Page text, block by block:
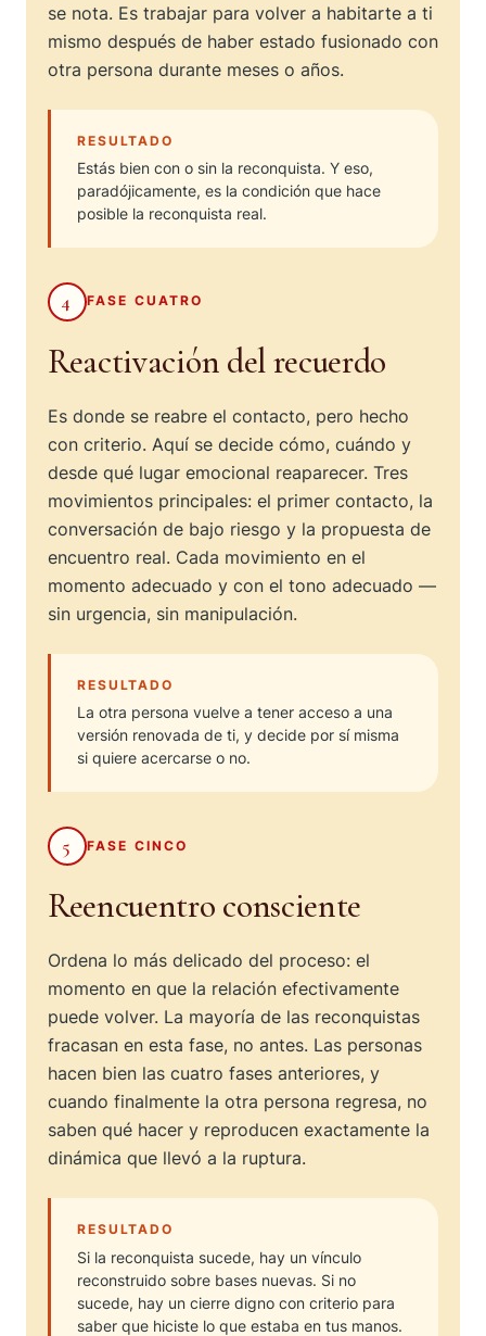
se nota. Es trabajar para volver a habitarte a ti
mismo después de haber estado fusionado con
otra persona durante meses o años.
RESULTADO
Estás bien con o sin la reconquista. Y eso,
paradójicamente, es la condición que hace
posible la reconquista real.
4 FASE CUATRO
Reactivación del recuerdo
Es donde se reabre el contacto, pero hecho
con criterio. Aquí se decide cómo, cuándo y
desde qué lugar emocional reaparecer. Tres
movimientos principales: el primer contacto, la
conversación de bajo riesgo y la propuesta de
encuentro real. Cada movimiento en el
momento adecuado y con el tono adecuado —
sin urgencia, sin manipulación.
RESULTADO
La otra persona vuelve a tener acceso a una
versión renovada de ti, y decide por sí misma
si quiere acercarse o no.
5 FASE CINCO
Reencuentro consciente
Ordena lo más delicado del proceso: el
momento en que la relación efectivamente
puede volver. La mayoría de las reconquistas
fracasan en esta fase, no antes. Las personas
hacen bien las cuatro fases anteriores, y
cuando finalmente la otra persona regresa, no
saben qué hacer y reproducen exactamente la
dinámica que llevó a la ruptura.
RESULTADO
Si la reconquista sucede, hay un vínculo
reconstruido sobre bases nuevas. Si no
sucede, hay un cierre digno con criterio para
saber que hiciste lo que estaba en tus manos.